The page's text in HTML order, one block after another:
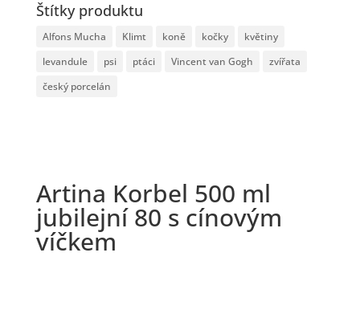
Štítky produktu
Alfons Mucha Klimt koně kočky
květiny
levandule
psi ptáci Vincent van Gogh
zvířata
český porcelán
Artina Korbel 500 ml
jubilejní 80 s cínovým
víčkem